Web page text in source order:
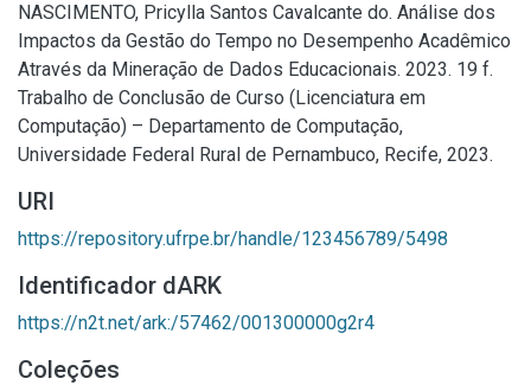
NASCIMENTO, Pricylla Santos Cavalcante do. Análise dos
Impactos da Gestão do Tempo no Desempenho Acadêmico
Através da Mineração de Dados Educacionais. 2023. 19 f.
Trabalho de Conclusão de Curso (Licenciatura em
Computação) – Departamento de Computação,
Universidade Federal Rural de Pernambuco, Recife, 2023.
URI
https://repository.ufrpe.br/handle/123456789/5498
Identificador dARK
https://n2t.net/ark:/57462/001300000g2r4
Coleções